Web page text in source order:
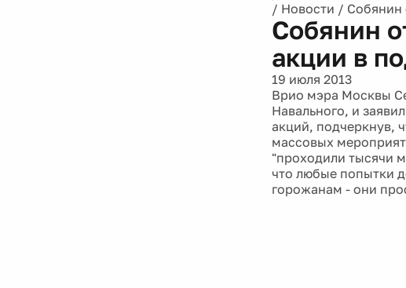
/ Новости / Собянин
Собянин
акции в
19 июля 2013
Врио мэра Москвы
Навального, и
акций, подчеркнув,
массовых
"проходили тысячи
что любые попытки
горожанам - они